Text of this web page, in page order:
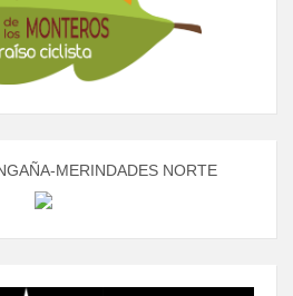
MERINDADES NORTE